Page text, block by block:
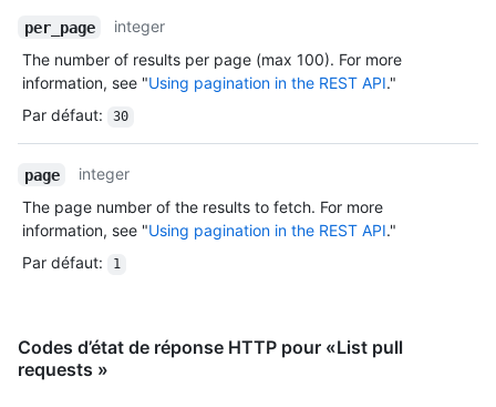
per_page
integer
The number of results per page (max 100). For more
information, see "Using pagination in the REST API."
Par défaut: 30
page
integer
The page number of the results to fetch. For more
information, see "Using pagination in the REST API."
Par défaut: 1
Codes d’état de réponse HTTP pour «List pull
requests »